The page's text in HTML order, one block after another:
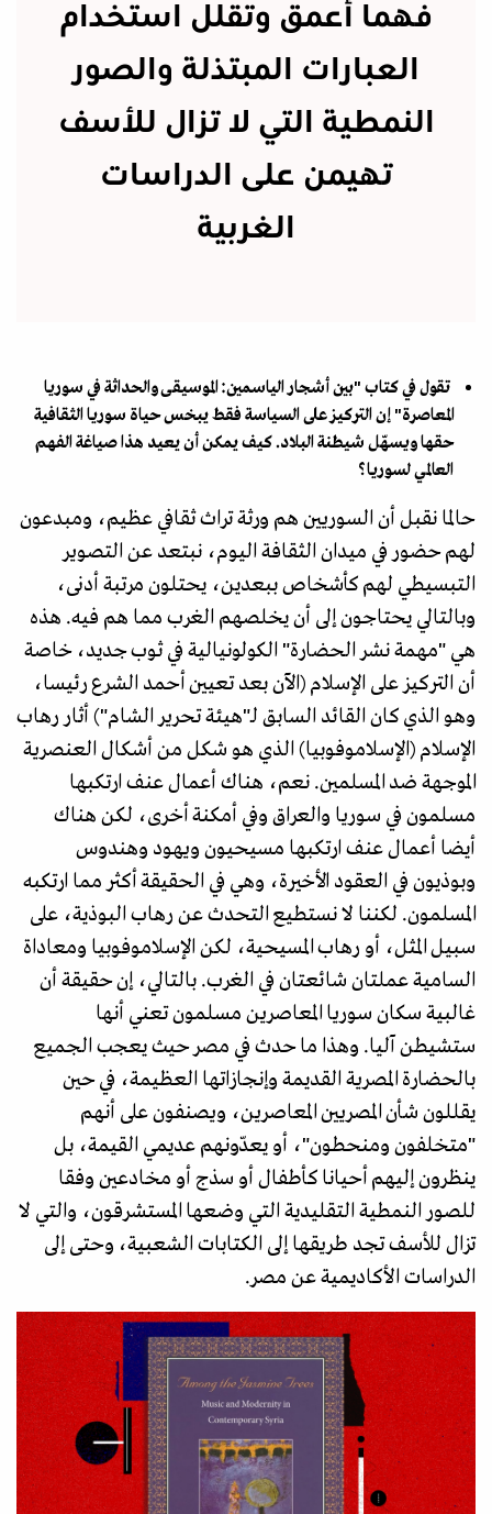
فهما أعمق وتقلل استخدام
العبارات المبتذلة والصور
النمطية التي لا تزال للأسف
تهيمن على الدراسات
الغربية
تقول في كتاب "بين أشجار الياسمين: الموسيقى والحداثة في سوريا
المعاصرة" إن التركيز على السياسة فقط يبخس حياة سوريا الثقافية
حقها ويسهّل شيطنة البلاد. كيف يمكن أن يعيد هذا صياغة الفهم
العالمي لسوريا؟
حالما نقبل أن السوريين هم ورثة تراث ثقافي عظيم، ومبدعون
لهم حضور في ميدان الثقافة اليوم، نبتعد عن التصوير
التبسيطي لهم كأشخاص ببعدين، يحتلون مرتبة أدنى،
وبالتالي يحتاجون إلى أن يخلصهم الغرب مما هم فيه. هذه
هي "مهمة نشر الحضارة" الكولونيالية في ثوب جديد، خاصة
أن التركيز على الإسلام (الآن بعد تعيين أحمد الشرع رئيسا،
وهو الذي كان القائد السابق لـ"هيئة تحرير الشام") أثار رهاب
الإسلام (الإسلاموفوبيا) الذي هو شكل من أشكال العنصرية
الموجهة ضد المسلمين. نعم، هناك أعمال عنف ارتكبها
مسلمون في سوريا والعراق وفي أمكنة أخرى، لكن هناك
أيضا أعمال عنف ارتكبها مسيحيون ويهود وهندوس
وبوذيون في العقود الأخيرة، وهي في الحقيقة أكثر مما ارتكبه
المسلمون. لكننا لا نستطيع التحدث عن رهاب البوذية، على
سبيل المثل، أو رهاب المسيحية، لكن الإسلاموفوبيا ومعاداة
السامية عملتان شائعتان في الغرب. بالتالي، إن حقيقة أن
غالبية سكان سوريا المعاصرين مسلمون تعني أنها
ستشيطن آليا. وهذا ما حدث في مصر حيث يعجب الجميع
بالحضارة المصرية القديمة وإنجازاتها العظيمة، في حين
يقللون شأن المصريين المعاصرين، ويصنفون على أنهم
"متخلفون ومنحطون"، أو يعدّونهم عديمي القيمة، بل
ينظرون إليهم أحيانا كأطفال أو سذج أو مخادعين وفقا
للصور النمطية التقليدية التي وضعها المستشرقون، والتي لا
تزال للأسف تجد طريقها إلى الكتابات الشعبية، وحتى إلى
الدراسات الأكاديمية عن مصر.